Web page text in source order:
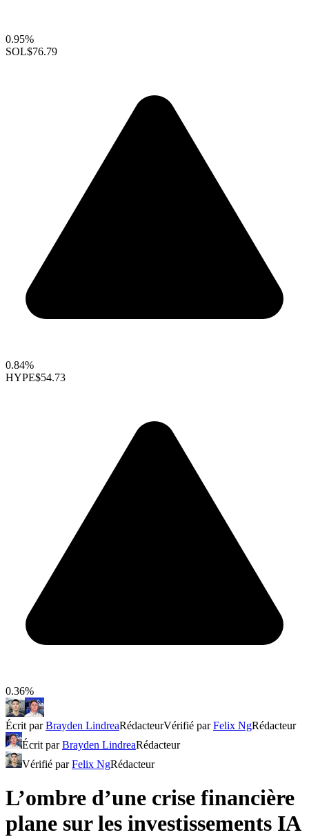
0.95%
SOL$76.79
0.84%
HYPE$54.73
0.36%
Écrit parBrayden LindreaRédacteurVérifié parFelix NgRédacteur
Écrit parBrayden LindreaRédacteur
Vérifié parFelix NgRédacteur
L’ombre d’une crise financière
plane sur les investissements IA